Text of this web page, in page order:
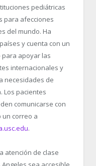
pediátricas
para afecciones
del mundo. Ha
y cuenta con un
para apoyar las
internacionales y
necesidades de
Los pacientes
comunicarse con
un correo a
.
atención de clase